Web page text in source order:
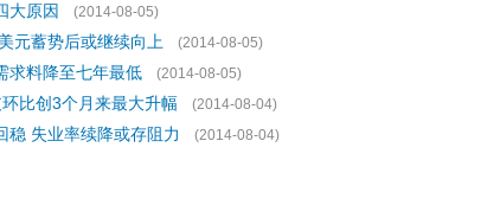
大原因
(2014-08-05)
元蓄势后或继续向上
(2014-08-05)
求料降至七年最低
(2014-08-05)
比创3个月来最大升幅
(2014-08-04)
稳 失业率续降或存阻力 (2014-08-04)